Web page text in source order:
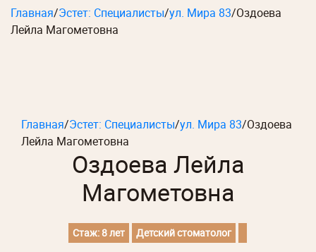
Главная/Эстет: Специалисты/ул. Мира 83/Оздоева
Лейла Магометовна
Главная/Эстет: Специалисты/ул. Мира 83/Оздоева
Лейла Магометовна
Оздоева Лейла
Магометовна
Стаж: 8 лет Детский стоматолог